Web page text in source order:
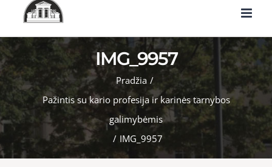
IMG_9957
Pradžia /
Pažintis su kario profesija ir karinės tarnybos
galimybėmis
/ IMG_9957